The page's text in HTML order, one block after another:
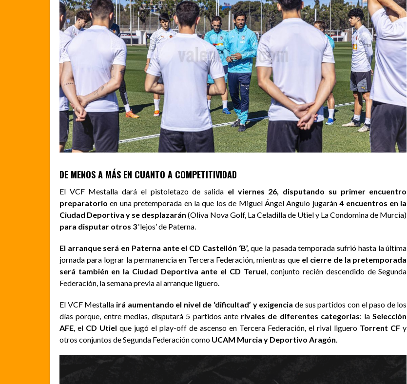
DE MENOS A MÁS EN CUANTO A COMPETITIVIDAD
El VCF Mestalla dará el pistoletazo de salida el viernes 26, disputando su primer encuentro
preparatorio en una pretemporada en la que los de Miguel Ángel Angulo jugarán4 encuentros en la
Ciudad Deportiva y se desplazarán (Oliva Nova Golf, La Celadilla de Utiel y La Condomina de Murcia)
para disputar otros 3‘lejos’de Paterna.
El arranque será en Paterna ante el CD Castellón ‘B’,que la pasada temporada sufrió hasta la última
jornada para lograr la permanencia en Tercera Federación, mientras que el cierre de la pretemporada
será también en la Ciudad Deportiva ante el CD Teruel, conjunto recién descendido de Segunda
Federación, la semana previa al arranque liguero.
El VCF Mestalla irá aumentando el nivel de ‘dificultad’ y exigencia de sus partidos con el paso de los
días porque, entre medias, disputará 5 partidos ante rivales de diferentes categorías: laSelección
AFE, el CD Utiel que jugó el play-off de ascenso en Tercera Federación, el rival liguero Torrent CF y
otros conjuntos de Segunda Federación como UCAM Murcia y Deportivo Aragón.